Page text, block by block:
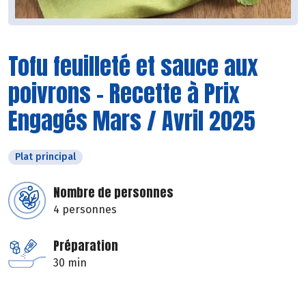
Tofu feuilleté et sauce aux
poivrons - Recette à Prix
Engagés Mars / Avril 2025
Plat principal
Nombre de personnes
4 personnes
Préparation
30 min